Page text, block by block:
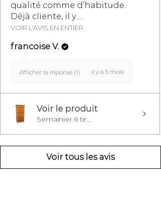
qualité comme d’habitude.
Déjà cliente, il y ...
VOIR L'AVIS EN ENTIER
francoise V.
Afficher la réponse (1) il y a 5 mois
Voir le produit
Semainier 6 tir...
Voir tous les avis